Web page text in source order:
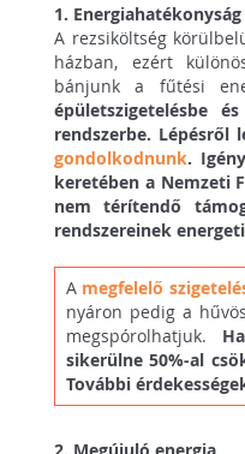
1.
A rezsiköltség
házban, ezért
bánjunk a fűtési
épületszigetelésbe
rendszerbe. Lépésről
gondolkodnunk.
keretében a Nemzeti
nem térítendő
rendszereinek
A megfelelő
nyáron pedig a
megspórolhatjuk.
sikerülne 50%-al
További